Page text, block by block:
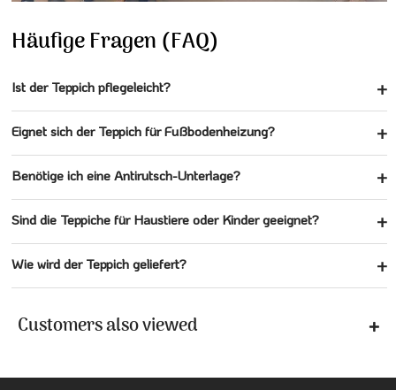
Häufige Fragen (FAQ)
Ist der Teppich pflegeleicht?
Eignet sich der Teppich für Fußbodenheizung?
Benötige ich eine Antirutsch-Unterlage?
Sind die Teppiche für Haustiere oder Kinder geeignet?
Wie wird der Teppich geliefert?
Customers also viewed